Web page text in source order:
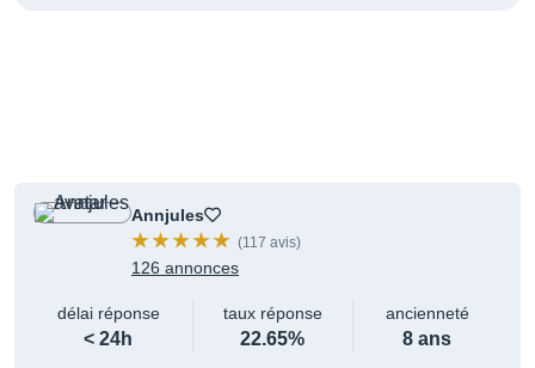
Annjules
(117 avis)
126 annonces
délai réponse
< 24h
taux réponse
22.65%
ancienneté
8 ans